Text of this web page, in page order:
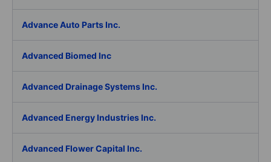
Advance Auto Parts Inc.
Advanced Biomed Inc
Advanced Drainage Systems Inc.
Advanced Energy Industries Inc.
Advanced Flower Capital Inc.